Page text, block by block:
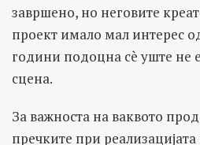
завршено, но неговите
проект имало мал интерес
години подоцна сè уште не
сцена.
За важноста на ваквото
пречките при